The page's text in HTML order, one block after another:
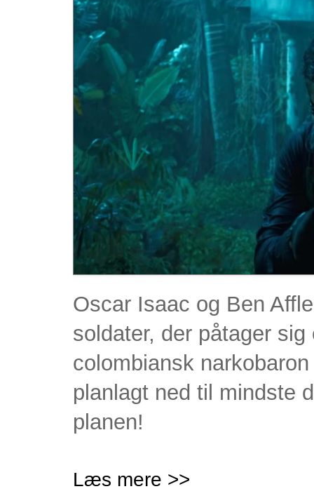
Oscar Isaac og Ben
soldater, der påtager
colombiansk
planlagt ned til mindste
planen!
Læs mere >>